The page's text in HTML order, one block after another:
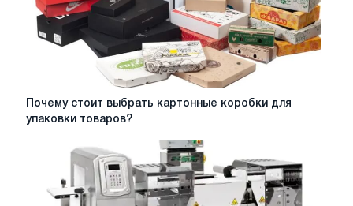
их
применению
Почему
картонные
упаковки
Почему стоит выбрать картонные коробки для
упаковки товаров?